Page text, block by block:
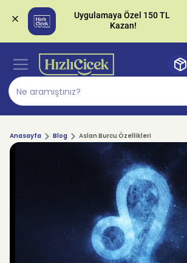
Uygulamaya Özel 150 TL
Anasayfa Blog Aslan Burcu Özellikleri